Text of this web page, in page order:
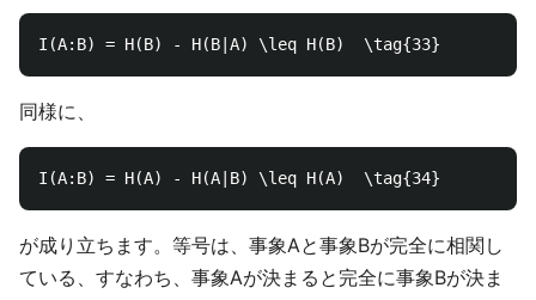
同様に、
が成り立ちます。等号は、事象Aと事象Bが完全に相関し
ている、すなわち、事象Aが決まると完全に事象Bが決ま